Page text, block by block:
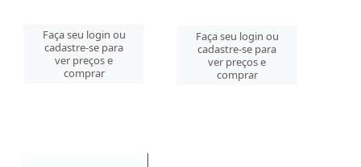
Faça seu login ou
cadastre-se para
ver preços e
comprar
Faça seu login ou
cadastre-se para
ver preços e
comprar